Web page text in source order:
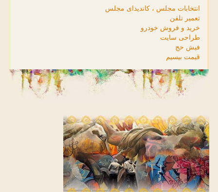
انتخابات مجلس ، کاندیدای مجلس
تعمیر تلفن
خرید و فروش خودرو
طراحی سایت
فیش حج
قیمت بیسیم